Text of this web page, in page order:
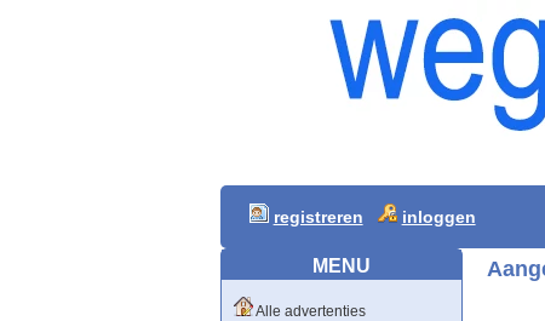
registreren inloggen
MENU
Alle advertenties